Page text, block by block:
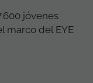
jóvenes
marco del EYE